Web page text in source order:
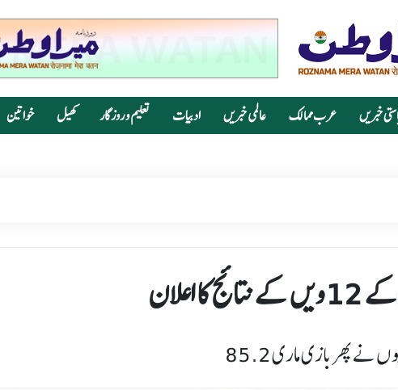
خبریں عرب ممالک عالمی خبریں ادبیات تعلیم و روزگار کھیل خواتین
اعلان
نے پھر بازی ماری